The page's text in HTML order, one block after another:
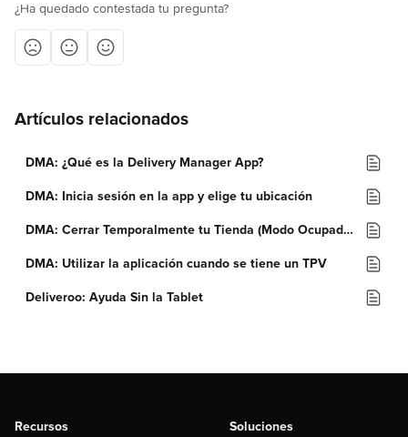
¿Ha quedado contestada tu pregunta?
Artículos relacionados
DMA: ¿Qué es la Delivery Manager App?
DMA: Inicia sesión en la app y elige tu ubicación
DMA: Cerrar Temporalmente tu Tienda (Modo Ocupado)
DMA: Utilizar la aplicación cuando se tiene un TPV
Deliveroo: Ayuda Sin la Tablet
Recursos Soluciones